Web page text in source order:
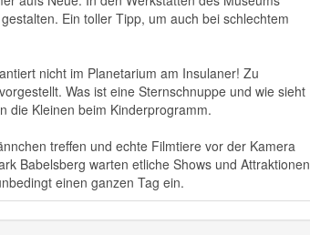
Ein toller Tipp, um auch bei schlechtem
nicht im Planetarium am Insulaner! Zu
Was ist eine Sternschnuppe und wie sieht
die Kleinen beim Kinderprogramm.
treffen und echte Filmtiere vor der Kamera
Babelsberg warten etliche Shows und Attraktionen
einen ganzen Tag ein.